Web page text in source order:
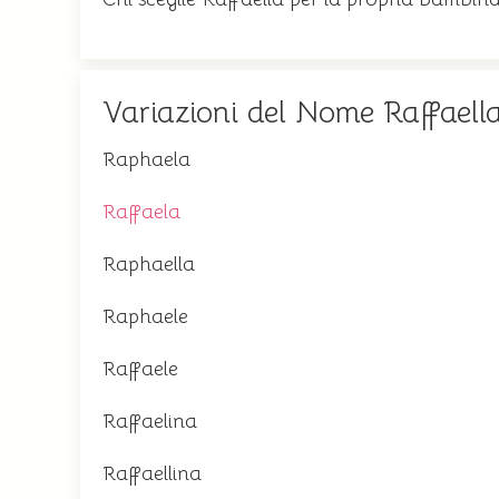
Variazioni del Nome
Raphaela
Raffaela
Raphaella
Raphaele
Raffaele
Raffaelina
Raffaellina